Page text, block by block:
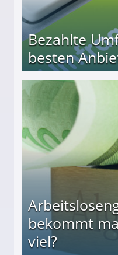
Bezahlte
besten
bekommt
viel?